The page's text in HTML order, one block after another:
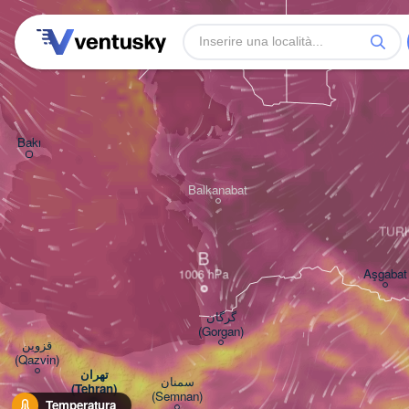
Temperatura
تهران
(Tehran)
Bakı
قزوین
(Qazvin)
سمنان
(Semnan)
Balkanabat
گرگان
(Gorgan)
Aşgabat
B